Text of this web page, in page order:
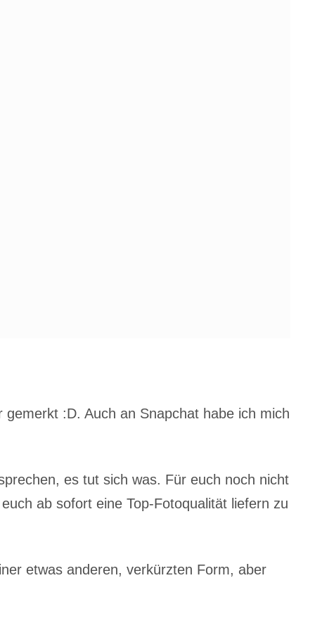
:D. Auch an Snapchat habe ich mich
es tut sich was. Für euch noch nicht
ab sofort eine Top-Fotoqualität liefern zu
etwas anderen, verkürzten Form, aber